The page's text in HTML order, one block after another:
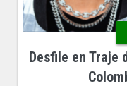
Desfile en Traje